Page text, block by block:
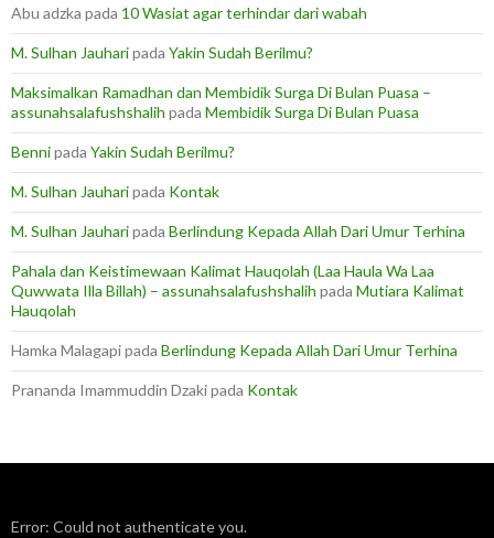
Abu adzka pada 10 Wasiat agar terhindar dari wabah
M. Sulhan Jauharipada Yakin Sudah Berilmu?
Maksimalkan Ramadhan dan Membidik Surga Di Bulan Puasa –
assunahsalafushshalih pada Membidik Surga Di Bulan Puasa
Bennipada Yakin Sudah Berilmu?
M. Sulhan Jauharipada Kontak
M. Sulhan Jauharipada Berlindung Kepada Allah Dari Umur Terhina
Pahala dan Keistimewaan Kalimat Hauqolah (Laa Haula Wa Laa
Quwwata Illa Billah) – assunahsalafushshalih pada Mutiara Kalimat
Hauqolah
Hamka Malagapipada Berlindung Kepada Allah Dari Umur Terhina
Prananda Imammuddin Dzakipada Kontak
Error: Could not authenticate you.